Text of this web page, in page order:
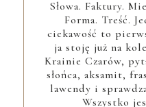
Słowa. Faktury.
Forma. Treść.
ciekawość to
ja stoję już na
Krainie Czarów,
słońca, aksamit,
lawendy i
Wszystko